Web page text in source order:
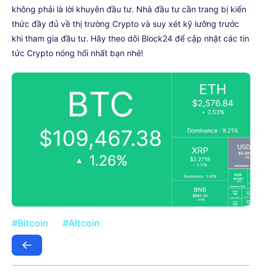
không phải là lời khuyên đầu tư. Nhà đầu tư cần trang bị kiến
thức đầy đủ về thị trường Crypto và suy xét kỹ lưỡng trước
khi tham gia đầu tư. Hãy theo dõi Block24 để cập nhật các tin
tức Crypto nóng hổi nhất bạn nhé!
#Bitcoin #Altcoin